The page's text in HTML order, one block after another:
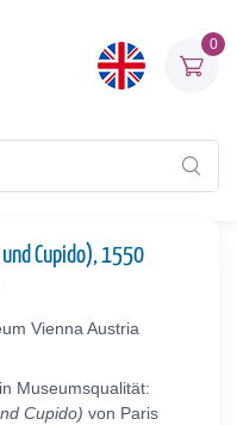
0
Cupido), 1550
Vienna Austria
Museumsqualität:
Cupido) von Paris